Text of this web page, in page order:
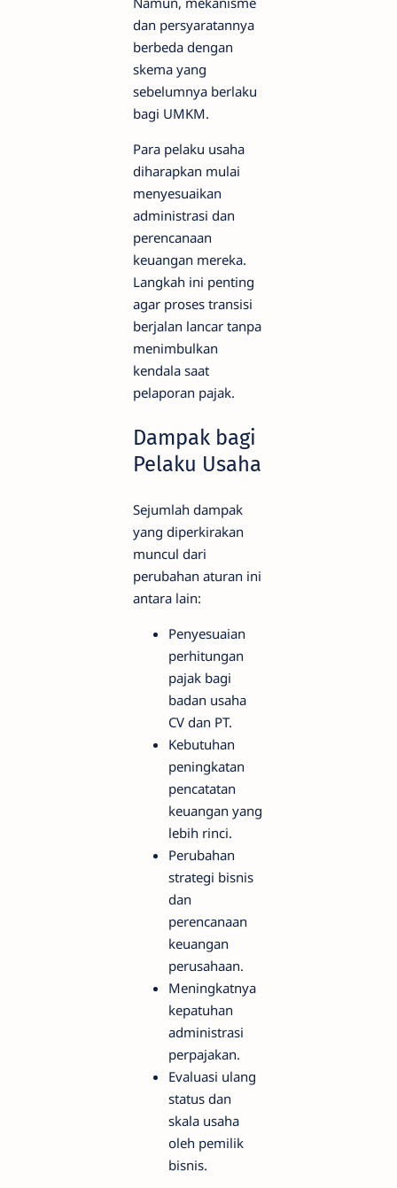
dan persyaratannya
berbeda dengan
skema yang
sebelumnya berlaku
bagi UMKM.
Para pelaku usaha
diharapkan mulai
menyesuaikan
administrasi dan
perencanaan
keuangan mereka.
Langkah ini penting
agar proses transisi
berjalan lancar tanpa
menimbulkan
kendala saat
pelaporan pajak.
Dampak bagi
Pelaku Usaha
Sejumlah dampak
yang diperkirakan
muncul dari
perubahan aturan ini
antara lain:
Penyesuaian
perhitungan
pajak bagi
badan usaha
CV dan PT.
Kebutuhan
peningkatan
pencatatan
keuangan yang
lebih rinci.
Perubahan
strategi bisnis
dan
perencanaan
keuangan
perusahaan.
Meningkatnya
kepatuhan
administrasi
perpajakan.
Evaluasi ulang
status dan
skala usaha
oleh pemilik
bisnis.